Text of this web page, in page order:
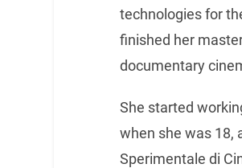
technologies for
finished her
documentary
She started
when she was 18,
Sperimentale di